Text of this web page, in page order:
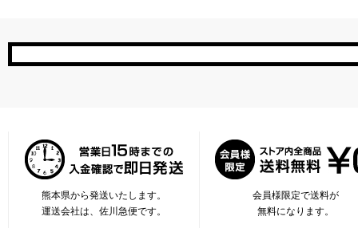
熊本県から発送いたします。
運送会社は、佐川急便です。
会員様限定で送料が
無料になります。